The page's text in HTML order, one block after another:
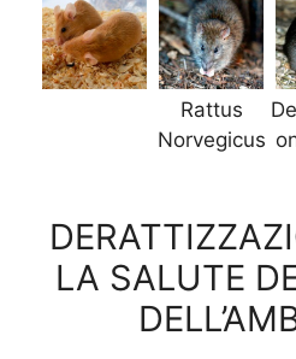
Rattus
Norvegicus
LA SALUTE